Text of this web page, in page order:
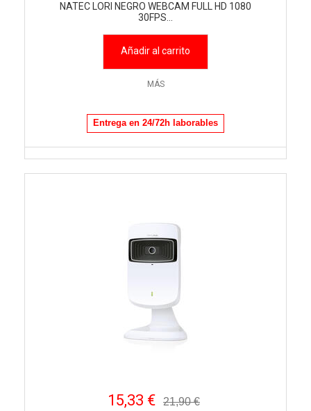
NATEC LORI NEGRO WEBCAM FULL HD 1080
30FPS...
Añadir al carrito
MÁS
Entrega en 24/72h laborables
15,33 € 21,90 €